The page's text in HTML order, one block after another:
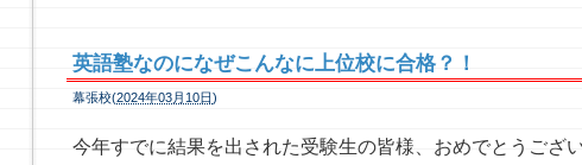
英語塾なのになぜこんなに上位校に合格？！
幕張校(2024年03月10日)
今年すでに結果を出された受験生の皆様、おめでとうござ